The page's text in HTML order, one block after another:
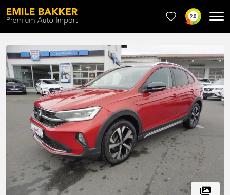
9.8